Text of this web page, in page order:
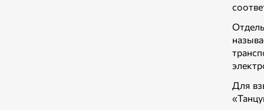
Для